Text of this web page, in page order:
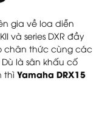
gia về loa diễn
và series DXR đầy
chân thức cùng các
là sân khấu cố
thì Yamaha DRX15